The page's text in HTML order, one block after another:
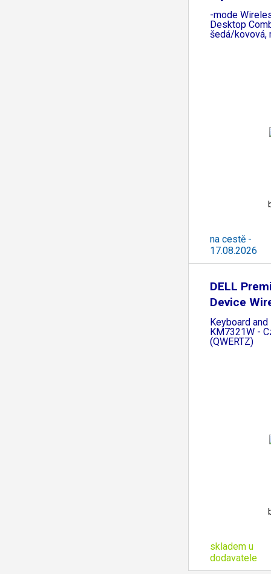
-mode
Desktop
šedá/kovová,
na cestě -
17.08.2026
DELL
Device
Keyboard
KM7321W -
(QWERTZ)
skladem u
dodavatele